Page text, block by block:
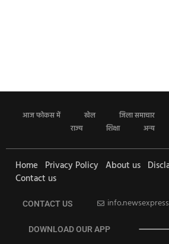
आज फोकस में खेल जिला समाचार
राज्य
शिक्षा अन्य
Home Privacy Policy About us
Contact us
CONTACT US
DOWNLOAD OUR APP